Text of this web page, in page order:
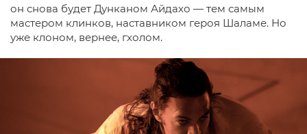
он снова будет Дунканом Айдахо — тем самым
мастером клинков, наставником героя Шаламе. Но
уже клоном, вернее, гхолом.